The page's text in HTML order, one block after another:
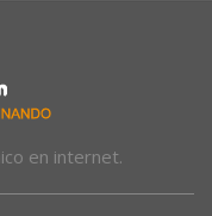
en internet.